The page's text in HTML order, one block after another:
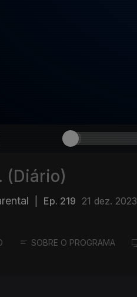
(Diário)
Ep. 219 21 dez. 2023
SOBRE O PROGRAMA